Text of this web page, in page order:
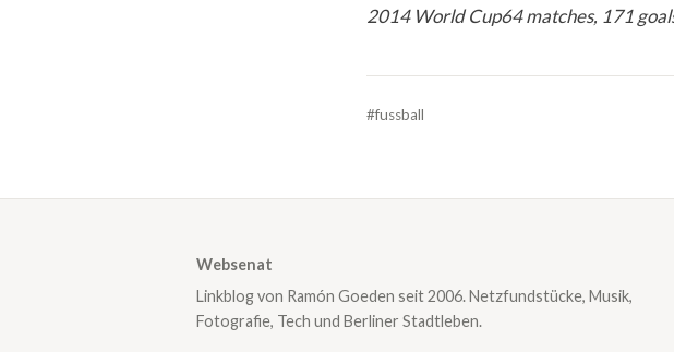
2014 World Cup64 matches, 171
#fussball
Websenat
Linkblog von Ramón Goeden seit 2006. Netzfundstücke, Musik,
Fotografie, Tech und Berliner Stadtleben.